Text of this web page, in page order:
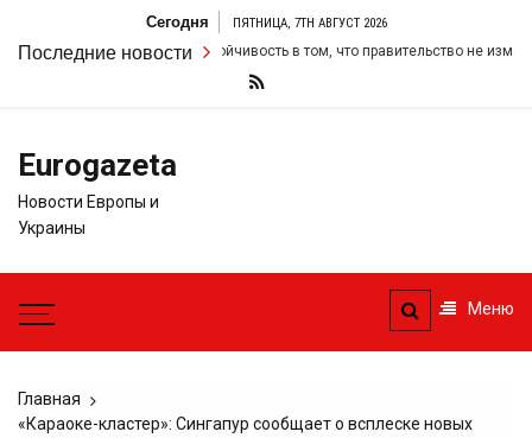
содержимому
Сегодня ПЯТНИЦА, 7TH АВГУСТ 2026
Последние новости
удвоил свою настойчивость в том, что правительство не
Eurogazeta
Новости Европы и
Украины
Меню
Главная
«Караоке-кластер»: Сингапур сообщает о всплеске новых